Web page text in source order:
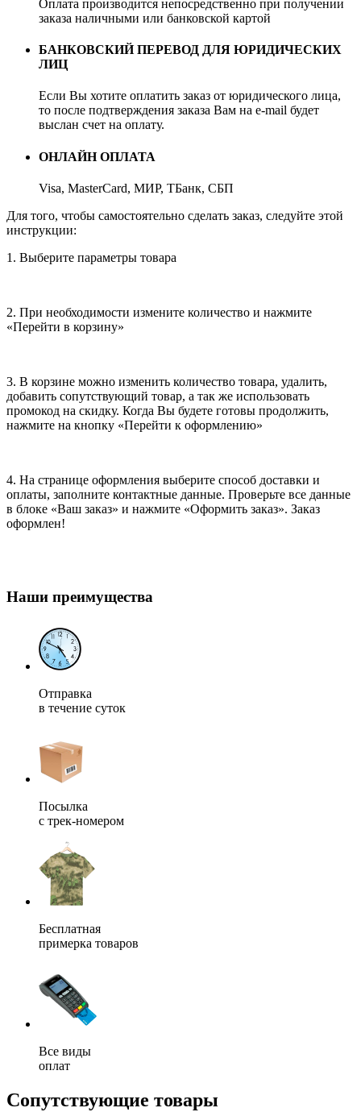
Оплата производится непосредственно при получении
заказа наличными или банковской картой
БАНКОВСКИЙ ПЕРЕВОД ДЛЯ ЮРИДИЧЕСКИХ
ЛИЦ
Если Вы хотите оплатить заказ от юридического лица,
то после подтверждения заказа Вам на e-mail будет
выслан счет на оплату.
ОНЛАЙН ОПЛАТА
Visa, MasterCard, МИР, ТБанк, СБП
Для того, чтобы самостоятельно сделать заказ, следуйте этой
инструкции:
1. Выберите параметры товара
2. При необходимости измените количество и нажмите
«Перейти в корзину»
3. В корзине можно изменить количество товара, удалить,
добавить сопутствующий товар, а так же использовать
промокод на скидку. Когда Вы будете готовы продолжить,
нажмите на кнопку «Перейти к оформлению»
4. На странице оформления выберите способ доставки и
оплаты, заполните контактные данные. Проверьте все данные
в блоке «Ваш заказ» и нажмите «Оформить заказ». Заказ
оформлен!
Наши преимущества
Отправка
в течение суток
Посылка
с трек-номером
Бесплатная
примерка товаров
Все виды
оплат
Сопутствующие товары